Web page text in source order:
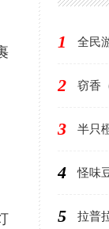
1 全民
2 窃香
3 半只
4 怪味
5 拉普